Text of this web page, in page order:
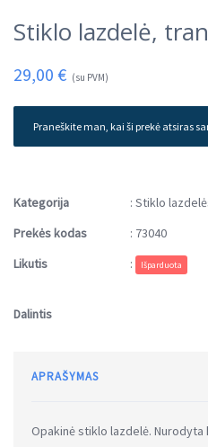
Stiklo lazdelė,
29,00 € (su PVM)
Praneškite man, kai ši prekė atsiras
Kategorija : Stiklo
Prekės kodas
: 73040
Likutis
: Išparduota
Dalintis
APRAŠYMAS
Opakinė stiklo lazdelė. Nurodyta